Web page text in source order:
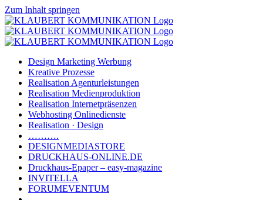
Zum Inhalt springen
Design Marketing Werbung
Kreative Prozesse
Realisation Agenturleistungen
Realisation Medienproduktion
Realisation Internetpräsenzen
Webhosting Onlinedienste
Realisation · Design
……….
DESIGNMEDIASTORE
DRUCKHAUS-ONLINE.DE
Druckhaus-Epaper – easy-magazine
INVITELLA
FORUMEVENTUM